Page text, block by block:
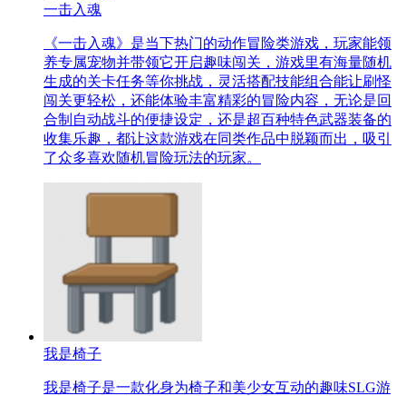
一击入魂
《一击入魂》是当下热门的动作冒险类游戏，玩家能领
养专属宠物并带领它开启趣味闯关，游戏里有海量随机
生成的关卡任务等你挑战，灵活搭配技能组合能让刷怪
闯关更轻松，还能体验丰富精彩的冒险内容，无论是回
合制自动战斗的便捷设定，还是超百种特色武器装备的
收集乐趣，都让这款游戏在同类作品中脱颖而出，吸引
了众多喜欢随机冒险玩法的玩家。
我是椅子
我是椅子是一款化身为椅子和美少女互动的趣味SLG游